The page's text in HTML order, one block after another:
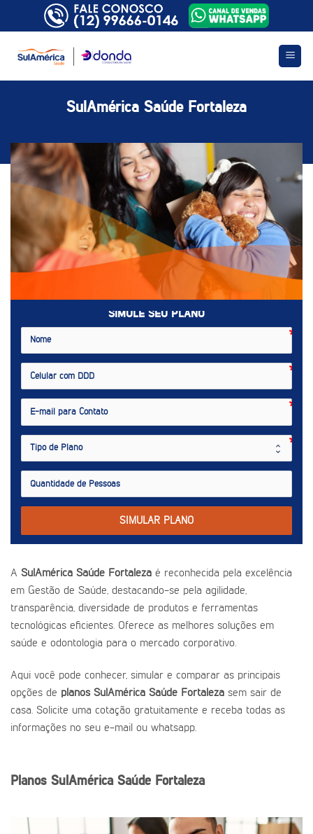
SulAmérica Saúde Fortaleza
SIMULE SEU PLANO
SIMULAR PLANO
A SulAmérica Saúde Fortaleza é reconhecida pela excelência
em Gestão de Saúde, destacando-se pela agilidade,
transparência, diversidade de produtos e ferramentas
tecnológicas eficientes. Oferece as melhores soluções em
saúde e odontologia para o mercado corporativo.
Aqui você pode conhecer, simular e comparar as principais
opções de planos SulAmérica Saúde Fortaleza sem sair de
casa. Solicite uma cotação gratuitamente e receba todas as
informações no seu e-mail ou whatsapp.
Planos SulAmérica Saúde Fortaleza